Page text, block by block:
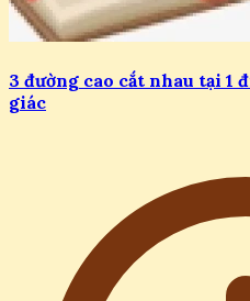
3 đường cao cắt nhau tại 1
giác